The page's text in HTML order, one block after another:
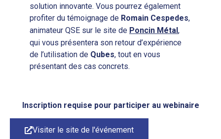
solution innovante. Vous pourrez également
profiter du témoignage de Romain Cespedes,
animateur QSE sur le site de Poncin Métal ,
qui vous présentera son retour d’expérience
de l’utilisation de Qubes, tout en vous
présentant des cas concrets.
Inscription requise pour participer au webinaire
Visiter le site de l'événement